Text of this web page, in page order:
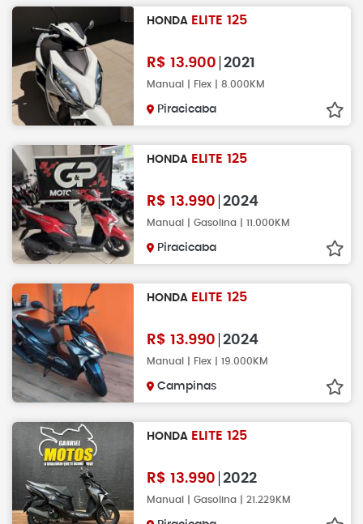
HONDA ELITE 125
R$ 13.900 2021
Manual | Flex | 8.000KM
Piracicaba
HONDA ELITE 125
R$ 13.990 2024
Manual | Gasolina | 11.000KM
Piracicaba
HONDA ELITE 125
R$ 13.990 2024
Manual | Flex | 19.000KM
Campinas
HONDA ELITE 125
R$ 13.990 2022
Manual | Gasolina | 21.229KM